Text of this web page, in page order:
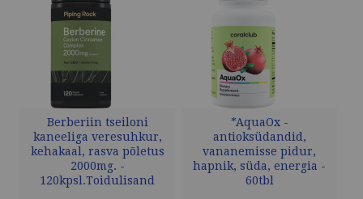
Berberiin tseiloni
kaneeliga veresuhkur,
kehakaal, rasva põletus
2000mg. -
120kpsl.Toidulisand
*AquaOx -
antioksüdandid,
vananemisse pidur,
hapnik, süda, energia -
60tbl